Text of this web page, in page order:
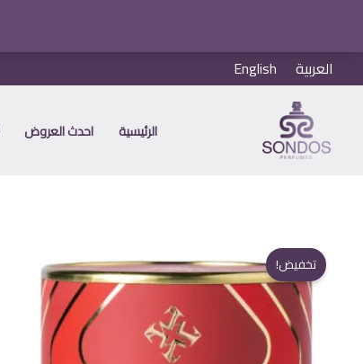
تخطي
إلى
العربية English
الرئيسية احدث العروض
تخفيض!